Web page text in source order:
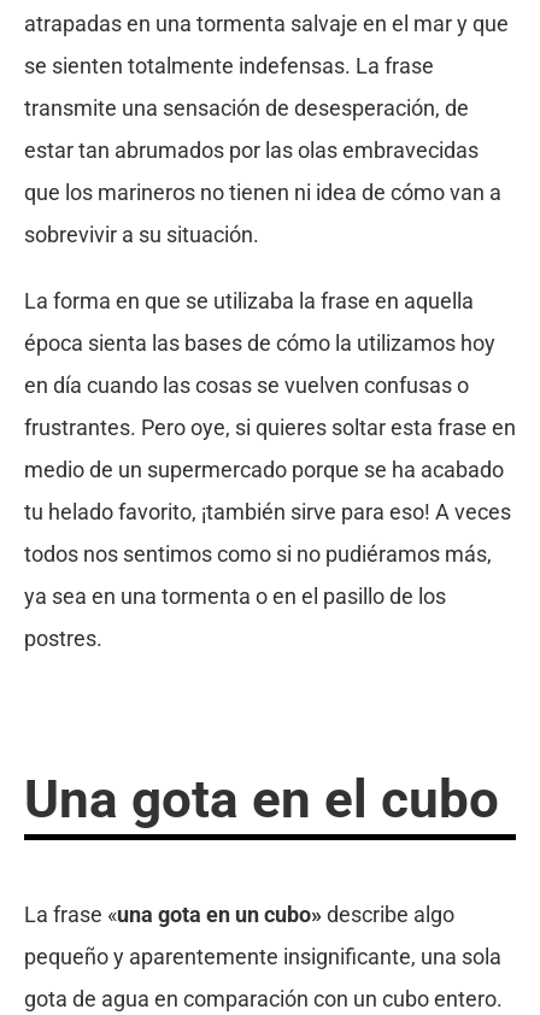
atrapadas en una tormenta salvaje en el mar y que
se sienten totalmente indefensas. La frase
transmite una sensación de desesperación, de
estar tan abrumados por las olas embravecidas
que los marineros no tienen ni idea de cómo van a
sobrevivir a su situación.
La forma en que se utilizaba la frase en aquella
época sienta las bases de cómo la utilizamos hoy
en día cuando las cosas se vuelven confusas o
frustrantes. Pero oye, si quieres soltar esta frase en
medio de un supermercado porque se ha acabado
tu helado favorito, ¡también sirve para eso! A veces
todos nos sentimos como si no pudiéramos más,
ya sea en una tormenta o en el pasillo de los
postres.
Una gota en el cubo
La frase «una gota en un cubo»describe algo
pequeño y aparentemente insignificante, una sola
gota de agua en comparación con un cubo entero.